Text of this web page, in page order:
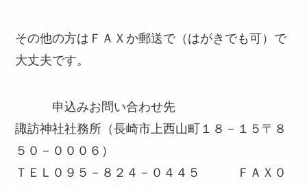
その他の方はＦＡＸか郵送で（はがきでも可）で
大丈夫です。
申込みお問い合わせ先
諏訪神社社務所（長崎市上西山町１８－１５〒８
５０－０００６）
ＴＥＬ０９５－８２４－０４４５ ＦＡＸ０